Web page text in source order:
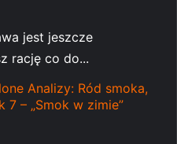
jest jeszcze
rację co do...
Analizy: Ród smoka,
7 – „Smok w zimie”